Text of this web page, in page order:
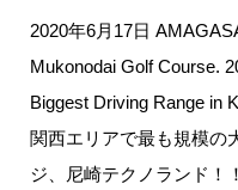
2020年6月17日
Mukonodai Golf Course.
Biggest Driving Range in
関西エリアで最も規模の
ジ、尼崎テクノランド！！